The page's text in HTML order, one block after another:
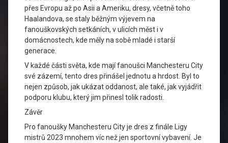
přes Evropu až po Asii a Ameriku, dresy, včetně toho
Haalandova, se staly běžným výjevem na
fanouškovských setkáních, v ulicích měst i v
domácnostech, kde měly na sobě mladé i starší
generace.
V každé části světa, kde mají fanoušci Manchesteru City
své zázemí, tento dres přinášel jednotu a hrdost. Byl to
nejen způsob, jak ukázat oddanost, ale také, jak vyjádřit
podporu klubu, který jim přinesl tolik radosti.
Závěr
Pro fanoušky Manchesteru City je dres z finále Ligy
mistrů 2023 mnohem víc než jen sportovní vybavení. Je